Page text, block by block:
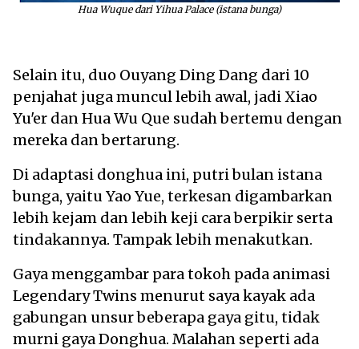
Hua Wuque dari Yihua Palace (istana bunga)
Selain itu, duo Ouyang Ding Dang dari 10
penjahat juga muncul lebih awal, jadi Xiao
Yu'er dan Hua Wu Que sudah bertemu dengan
mereka dan bertarung.
Di adaptasi donghua ini, putri bulan istana
bunga, yaitu Yao Yue, terkesan digambarkan
lebih kejam dan lebih keji cara berpikir serta
tindakannya. Tampak lebih menakutkan.
Gaya menggambar para tokoh pada animasi
Legendary Twins menurut saya kayak ada
gabungan unsur beberapa gaya gitu, tidak
murni gaya Donghua. Malahan seperti ada